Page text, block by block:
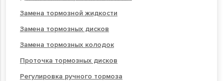
Замена тормозной жидкости
Замена тормозных дисков
Замена тормозных колодок
Проточка тормозных дисков
Регулировка ручного тормоза